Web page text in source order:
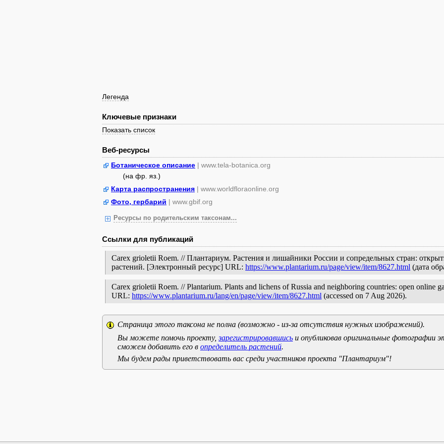
Легенда
Ключевые признаки
Показать список
Веб-ресурсы
Ботаническое описание | www.tela-botanica.org
(на фр. яз.)
Карта распространения | www.worldfloraonline.org
Фото, гербарий | www.gbif.org
Ресурсы по родительским таксонам...
Ссылки для публикаций
Carex grioletii Roem. // Плантариум. Растения и лишайники России и сопредельных стран:
растений. [Электронный ресурс] URL: https://www.plantarium.ru/page/view/item/8627.html (дата
Carex grioletii Roem. // Plantarium. Plants and lichens of Russia and neighboring countries: open online
URL: https://www.plantarium.ru/lang/en/page/view/item/8627.html (accessed on 7 Aug 2026).
Страница этого таксона не полна (возможно - из-за отсутствия нужных изображений).
Вы можете помочь проекту, зарегистрировавшись и опубликовав оригинальные фотографии
сможем добавить его в определитель растений.
Мы будем рады приветствовать вас среди участников проекта "Плантариум"!